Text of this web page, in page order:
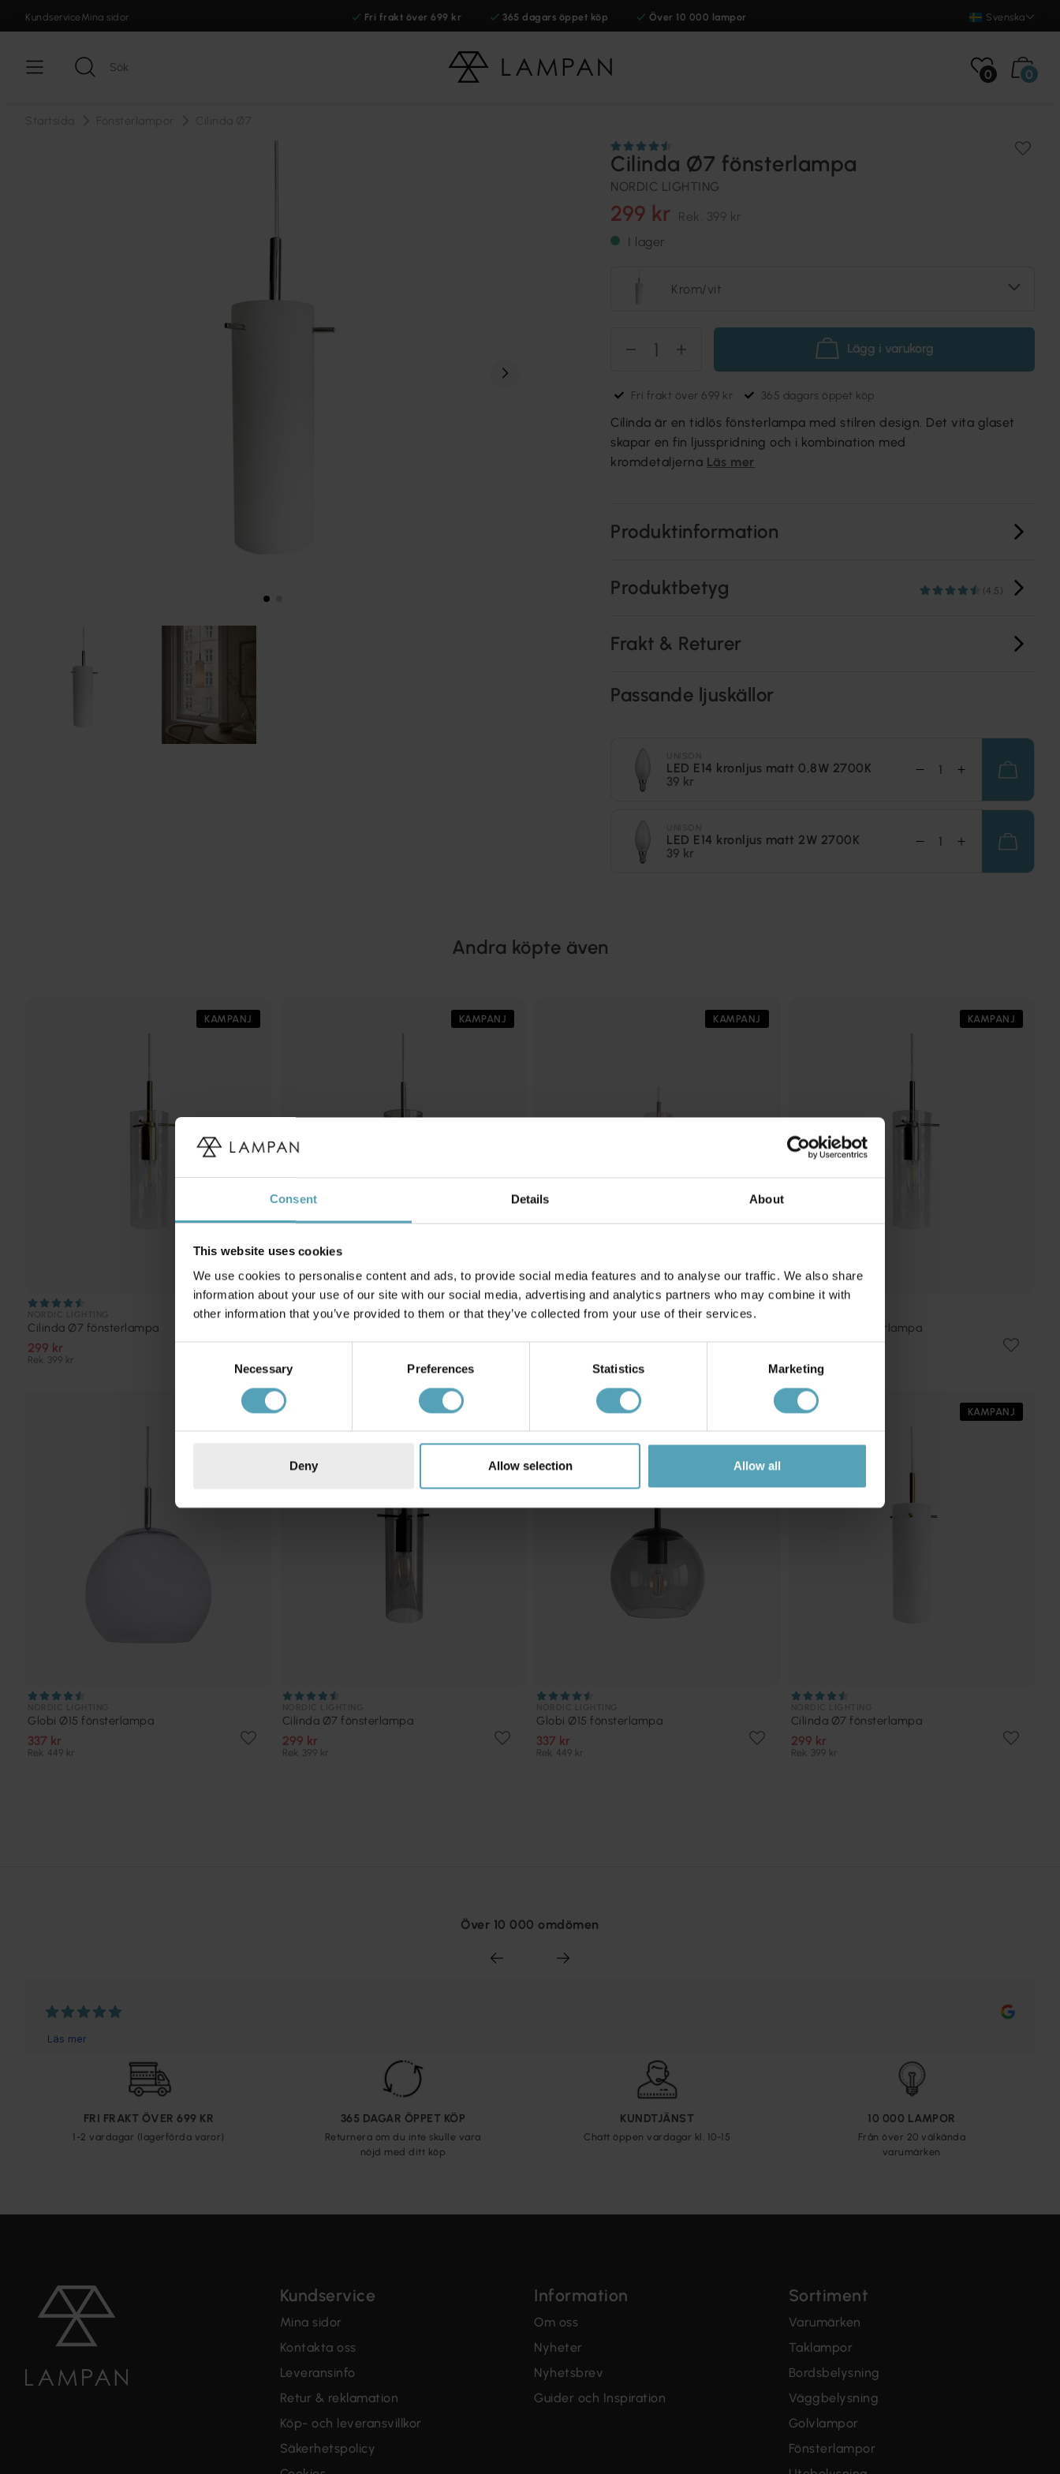
Consent Details About
This website uses cookies
We use cookies to personalise content and ads, to provide social media features and to analyse our traffic. We also share
information about your use of our site with our social media, advertising and analytics partners who may combine it with
other information that you’ve provided to them or that they’ve collected from your use of their services.
Necessary Preferences Statistics Marketing
Deny Allow selection Allow all
KundserviceMina sidor Fri frakt över 699 kr 365 dagars öppet köp Över 10 000 lampor Svenska
0 0
Cilinda Ø7 fönsterlampa
NORDIC LIGHTING
299 kr Rek. 399 kr
I lager
Krom/vit
Lägg i varukorg
Fri frakt över 699 kr 365 dagars öppet köp
Cilinda är en tidlös fönsterlampa med stilren design. Det vita glaset
skapar en fin ljusspridning och i kombination med
kromdetaljerna Läs mer
Produktinformation
Produktbetyg (4.5)
Frakt & Returer
Passande ljuskällor
LED E14 kronljus matt 0,8W 2700K
39 kr
LED E14 kronljus matt 2W 2700K
39 kr
Andra köpte även
KAMPANJ
Cilinda Ø7 fönsterlampa
299 kr
Rek. 399 kr
KAMPANJ
NORDIC LIGHTING
KAMPANJ
NORDIC LIGHTING
KAMPANJ
Cilinda Ø7 fönsterlampa
KAMPANJ
Globi Ø15 fönsterlampa
337 kr
Rek. 449 kr
KAMPANJ
Cilinda Ø7 fönsterlampa
299 kr
Rek. 399 kr
Globi Ø15 fönsterlampa
337 kr
Rek. 449 kr
KAMPANJ
Cilinda Ø7 fönsterlampa
299 kr
Rek. 399 kr
Över 10 000 omdömen
FRI FRAKT ÖVER 699 KR
1-2 vardagar (lagerförda varor)
365 DAGAR ÖPPET KÖP
Returnera om du inte skulle vara
nöjd med ditt köp
KUNDTJÄNST
Chatt öppen vardagar kl. 10-15
10 000 LAMPOR
Från över 20 välkända
varumärken
Kundservice
Mina sidor
Kontakta oss
Leveransinfo
Retur & reklamation
Köp- och leveransvillkor
Säkerhetspolicy
Information
Om oss
Nyheter
Nyhetsbrev
Guider och Inspiration
Sortiment
Varumärken
Taklampor
Bordsbelysning
Väggbelysning
Golvlampor
Fönsterlampor